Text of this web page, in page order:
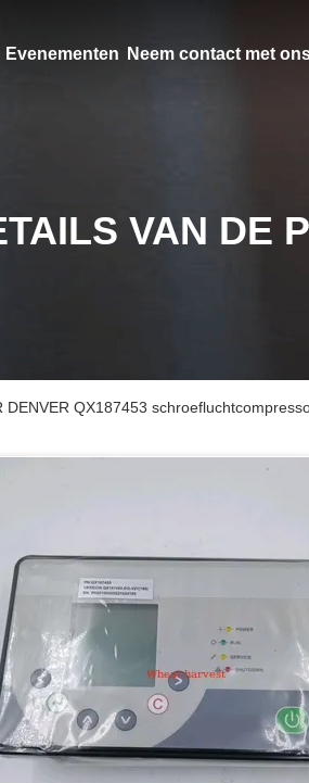
Evenementen Neem contact met
VAN DE
QX187453